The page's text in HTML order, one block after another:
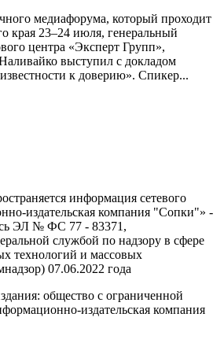
медиафорума, который проходит
края 23–24 июля, генеральный
центра «Эксперт Групп»,
выступил с докладом
к доверию». Спикер...
информация сетевого
издательская компания "Сопки"» -
ЭЛ № ФС 77 - 83371,
службой по надзору в сфере
технологий и массовых
07.06.2022 года
общество с ограниченной
издательская компания